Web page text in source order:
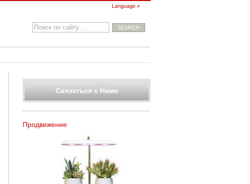
Language »
Связаться с Нами
Продвижение